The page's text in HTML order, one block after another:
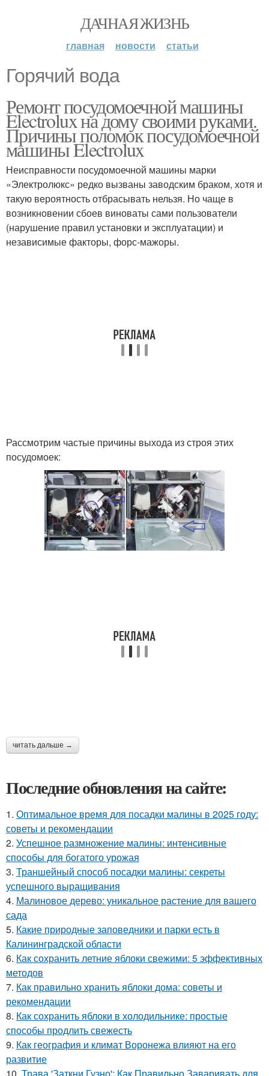
ДАЧНАЯ ЖИЗНЬ
главная новости статьи
Горячий вода
Ремонт посудомоечной машины
Electrolux на дому своими руками.
Причины поломок посудомоечной
машины Electrolux
Неисправности посудомоечной машины марки
«Электролюкс» редко вызваны заводским браком, хотя и
такую вероятность отбрасывать нельзя. Но чаще в
возникновении сбоев виноваты сами пользователи
(нарушение правил установки и эксплуатации) и
независимые факторы, форс-мажоры.
Рассмотрим частые причины выхода из строя этих
посудомоек:
читать дальше →
Последние обновления на сайте:
1. Оптимальное время для посадки малины в 2025 году:
советы и рекомендации
2. Успешное размножение малины: интенсивные
способы для богатого урожая
3. Траншейный способ посадки малины: секреты
успешного выращивания
4. Малиновое дерево: уникальное растение для вашего
сада
5. Какие природные заповедники и парки есть в
Калининградской области
6. Как сохранить летние яблоки свежими: 5 эффективных
методов
7. Как правильно хранить яблоки дома: советы и
рекомендации
8. Как сохранить яблоки в холодильнике: простые
способы продлить свежесть
9. Как география и климат Воронежа влияют на его
развитие